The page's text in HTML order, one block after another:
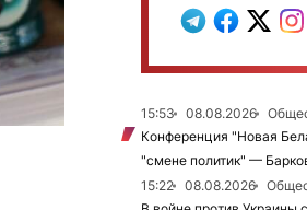
15:53 08.08.2026
Конференция "Новая
"смене политик" —
15:22
08.08.2026